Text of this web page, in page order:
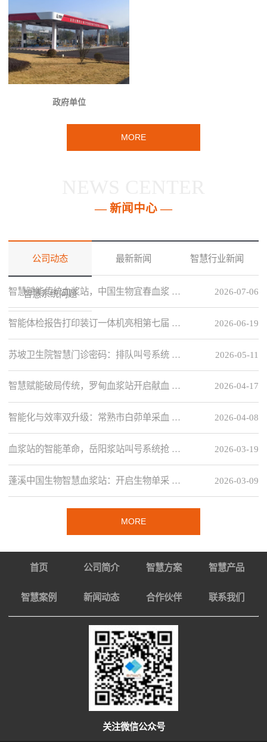
政府单位
MORE
— 新闻中心 —
公司动态 最新新闻 智慧行业新闻
智慧系统问题 2026-07-06
智慧赋能传统血浆站，中国生物宜春血浆 …
2026-06-19
智能体检报告打印装订一体机亮相第七届 …
2026-05-11
苏坡卫生院智慧门诊密码：排队叫号系统 …
2026-04-17
智慧赋能破局传统，罗甸血浆站开启献血 …
2026-04-08
智能化与效率双升级：常熟市白茆单采血 …
2026-03-19
血浆站的智能革命，岳阳浆站叫号系统抢 …
2026-03-09
蓬溪中国生物智慧血浆站：开启生物单采 …
MORE
首页 公司简介 智慧方案 智慧产品
智慧案例 新闻动态 合作伙伴 联系我们
关注微信公众号